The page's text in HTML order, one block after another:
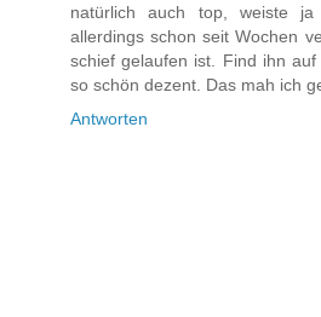
natürlich auch top, weiste
allerdings schon seit Wochen
schief gelaufen ist. Find ihn
so schön dezent. Das mah ich
Antworten